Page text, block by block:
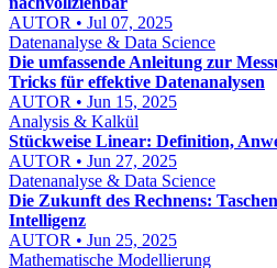
AUTOR • Jul 07, 2025
Datenanalyse & Data Science
Die umfassende Anleitung zur
Tricks für effektive Datenanalysen
AUTOR • Jun 15, 2025
Analysis & Kalkül
Stückweise Linear: Definition,
AUTOR • Jun 27, 2025
Datenanalyse & Data Science
Die Zukunft des Rechnens:
Intelligenz
AUTOR • Jun 25, 2025
Mathematische Modellierung